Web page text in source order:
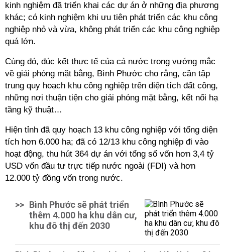
kinh nghiệm đã triển khai các dự án ở những địa phương
khác; có kinh nghiệm khi ưu tiên phát triển các khu công
nghiệp nhỏ và vừa, không phát triển các khu công nghiệp
quá lớn.
Cùng đó, đúc kết thực tế của cả nước trong vướng mắc
về giải phóng mặt bằng, Bình Phước cho rằng, cần tập
trung quy hoạch khu công nghiệp trên diện tích đất công,
những nơi thuận tiện cho giải phóng mặt bằng, kết nối hạ
tầng kỹ thuật…
Hiện tỉnh đã quy hoạch 13 khu công nghiệp với tổng diện
tích hơn 6.000 ha; đã có 12/13 khu công nghiệp đi vào
hoạt động, thu hút 364 dự án với tổng số vốn hơn 3,4 tỷ
USD vốn đầu tư trực tiếp nước ngoài (FDI) và hơn
12.000 tỷ đồng vốn trong nước.
>> Bình Phước sẽ phát triển
thêm 4.000 ha khu dân cư,
khu đô thị đến 2030